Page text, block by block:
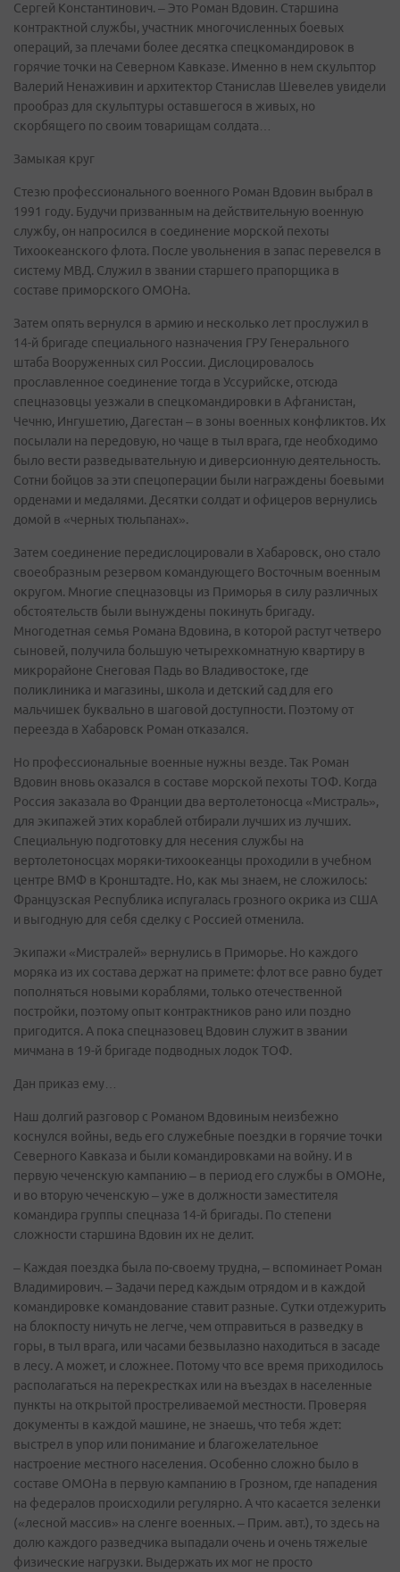
Сергей Константинович. – Это Роман Вдовин. Старшина
контрактной службы, участник многочисленных боевых
операций, за плечами более десятка спецкомандировок в
горячие точки на Северном Кавказе. Именно в нем скульптор
Валерий Ненаживин и архитектор Станислав Шевелев увидели
прообраз для скульптуры оставшегося в живых, но
скорбящего по своим товарищам солдата…
Замыкая круг
Стезю профессионального военного Роман Вдовин выбрал в
1991 году. Будучи призванным на действительную военную
службу, он напросился в соединение морской пехоты
Тихоокеанского флота. После увольнения в запас перевелся в
систему МВД. Служил в звании старшего прапорщика в
составе приморского ОМОНа.
Затем опять вернулся в армию и несколько лет прослужил в
14-й бригаде специального назначения ГРУ Генерального
штаба Вооруженных сил России. Дислоцировалось
прославленное соединение тогда в Уссурийске, отсюда
спецназовцы уезжали в спецкомандировки в Афганистан,
Чечню, Ингушетию, Дагестан – в зоны военных конфликтов. Их
посылали на передовую, но чаще в тыл врага, где необходимо
было вести разведывательную и диверсионную деятельность.
Сотни бойцов за эти спецоперации были награждены боевыми
орденами и медалями. Десятки солдат и офицеров вернулись
домой в «черных тюльпанах».
Затем соединение передислоцировали в Хабаровск, оно стало
своеобразным резервом командующего Восточным военным
округом. Многие спецназовцы из Приморья в силу различных
обстоятельств были вынуждены покинуть бригаду.
Многодетная семья Романа Вдовина, в которой растут четверо
сыновей, получила большую четырехкомнатную квартиру в
микрорайоне Снеговая Падь во Владивостоке, где
поликлиника и магазины, школа и детский сад для его
мальчишек буквально в шаговой доступности. Поэтому от
переезда в Хабаровск Роман отказался.
Но профессиональные военные нужны везде. Так Роман
Вдовин вновь оказался в составе морской пехоты ТОФ. Когда
Россия заказала во Франции два вертолетоносца «Мистраль»,
для экипажей этих кораблей отбирали лучших из лучших.
Специальную подготовку для несения службы на
вертолетоносцах моряки-тихоокеанцы проходили в учебном
центре ВМФ в Кронштадте. Но, как мы знаем, не сложилось:
Французская Республика испугалась грозного окрика из США
и выгодную для себя сделку с Россией отменила.
Экипажи «Мистралей» вернулись в Приморье. Но каждого
моряка из их состава держат на примете: флот все равно будет
пополняться новыми кораблями, только отечественной
постройки, поэтому опыт контрактников рано или поздно
пригодится. А пока спецназовец Вдовин служит в звании
мичмана в 19-й бригаде подводных лодок ТОФ.
Дан приказ ему…
Наш долгий разговор с Романом Вдовиным неизбежно
коснулся войны, ведь его служебные поездки в горячие точки
Северного Кавказа и были командировками на войну. И в
первую чеченскую кампанию – в период его службы в ОМОНе,
и во вторую чеченскую – уже в должности заместителя
командира группы спецназа 14-й бригады. По степени
сложности старшина Вдовин их не делит.
– Каждая поездка была по-своему трудна, – вспоминает Роман
Владимирович. – Задачи перед каждым отрядом и в каждой
командировке командование ставит разные. Сутки отдежурить
на блокпосту ничуть не легче, чем отправиться в разведку в
горы, в тыл врага, или часами безвылазно находиться в засаде
в лесу. А может, и сложнее. Потому что все время приходилось
располагаться на перекрестках или на въездах в населенные
пункты на открытой простреливаемой местности. Проверяя
документы в каждой машине, не знаешь, что тебя ждет:
выстрел в упор или понимание и благожелательное
настроение местного населения. Особенно сложно было в
составе ОМОНа в первую кампанию в Грозном, где нападения
на федералов происходили регулярно. А что касается зеленки
(«лесной массив» на сленге военных. – Прим. авт.), то здесь на
долю каждого разведчика выпадали очень и очень тяжелые
физические нагрузки. Выдержать их мог не просто